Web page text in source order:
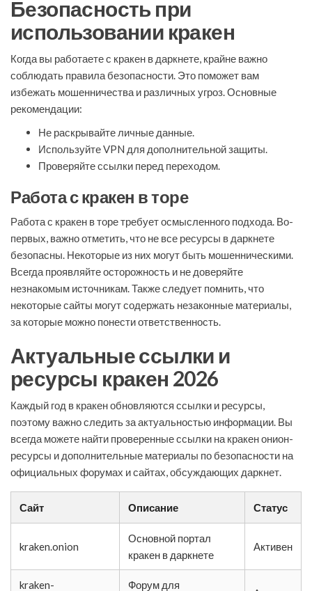
Безопасность при
использовании кракен
Когда вы работаете с кракен в даркнете, крайне важно
соблюдать правила безопасности. Это поможет вам
избежать мошенничества и различных угроз. Основные
рекомендации:
Не раскрывайте личные данные.
Используйте VPN для дополнительной защиты.
Проверяйте ссылки перед переходом.
Работа с кракен в торе
Работа с кракен в торе требует осмысленного подхода. Во-
первых, важно отметить, что не все ресурсы в даркнете
безопасны. Некоторые из них могут быть мошенническими.
Всегда проявляйте осторожность и не доверяйте
незнакомым источникам. Также следует помнить, что
некоторые сайты могут содержать незаконные материалы,
за которые можно понести ответственность.
Актуальные ссылки и
ресурсы кракен 2026
Каждый год в кракен обновляются ссылки и ресурсы,
поэтому важно следить за актуальностью информации. Вы
всегда можете найти проверенные ссылки на кракен онион-
ресурсы и дополнительные материалы по безопасности на
официальных форумах и сайтах, обсуждающих даркнет.
Сайт Описание Статус
kraken.onion
Основной портал
кракен в даркнете
Активен
kraken- Форум для